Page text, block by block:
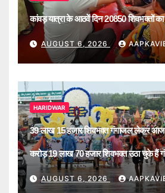
कांवड़ यात्रा के आठवें दिन 20850 शिवभक्तों का
AUGUST 6, 2026
HARIDWAR
39 लाख 15 हजार शिवभक्त गंगाजल लेकर आज
करोड़ 19 लाख 70 हजार शिवभक्त उठा चुके हैं
AUGUST 6, 2026